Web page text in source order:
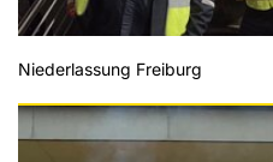
Niederlassung Freiburg